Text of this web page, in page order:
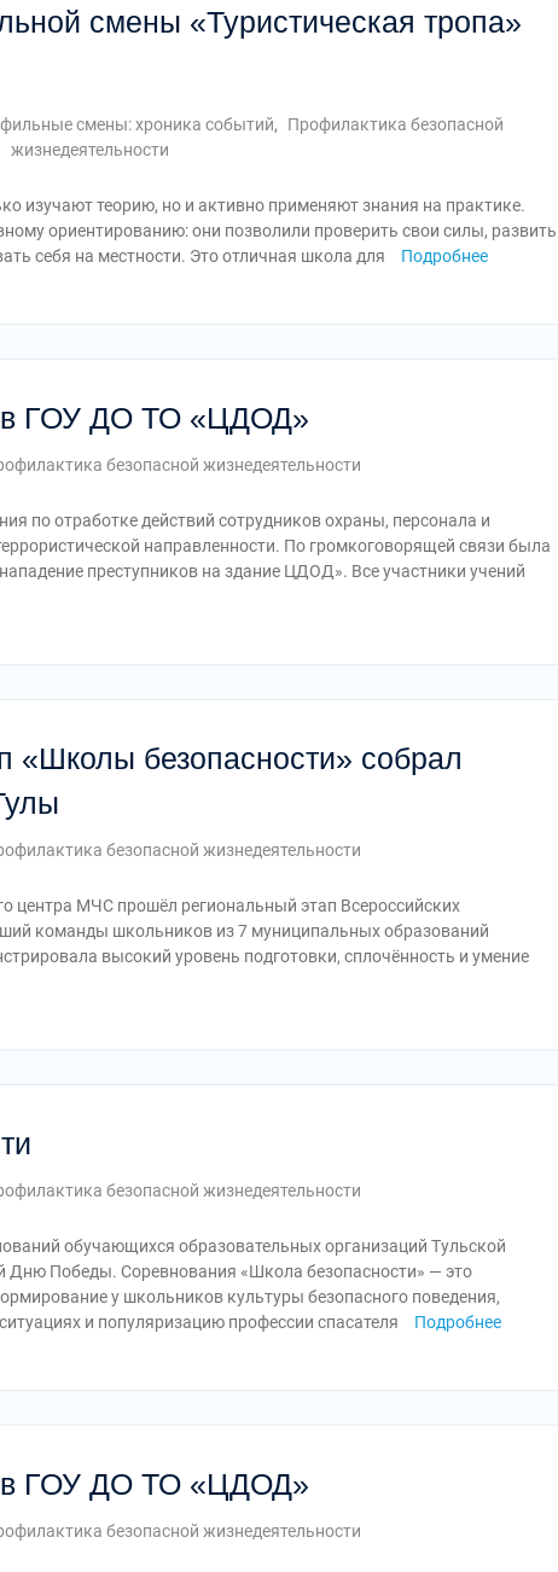
смены «Туристическая тропа»
смены: хроника событий,
Профилактика безопасной
жизнедеятельности
изучают теорию, но и активно применяют знания на практике.
ориентированию: они позволили проверить свои силы, развить
себя на местности. Это отличная школа для
Подробнее
в ГОУ ДО ТО «ЦДОД»
безопасной жизнедеятельности
по отработке действий сотрудников охраны, персонала и
направленности. По громкоговорящей связи была
преступников на здание ЦДОД». Все участники учений
«Школы безопасности» собрал
безопасной жизнедеятельности
центра МЧС прошёл региональный этап Всероссийских
команды школьников из 7 муниципальных образований
высокий уровень подготовки, сплочённость и умение
безопасной жизнедеятельности
обучающихся образовательных организаций Тульской
Дню Победы. Соревнования «Школа безопасности» — это
у школьников культуры безопасного поведения,
и популяризацию профессии спасателя
Подробнее
в ГОУ ДО ТО «ЦДОД»
безопасной жизнедеятельности